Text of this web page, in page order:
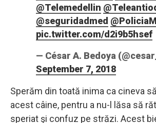
@Telemedellin
@seguridadmed
pic.twitter.com/d2i9b5hsef
— César A. Bedoya
September 7, 2018
Sperăm din toată inima ca cineva
acest câine, pentru a nu-l lăsa să
speriat şi confuz pe străzi. Acest